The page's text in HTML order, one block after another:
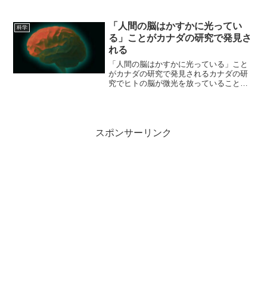
が、そうすると次々に似たようなものが
おすす...
科学
「人間の脳はかすかに光ってい
る」ことがカナダの研究で発見さ
れる
「人間の脳はかすかに光っている」こと
がカナダの研究で発見されるカナダの研
究でヒトの脳が微光を放っていることが
スポンサーリンク